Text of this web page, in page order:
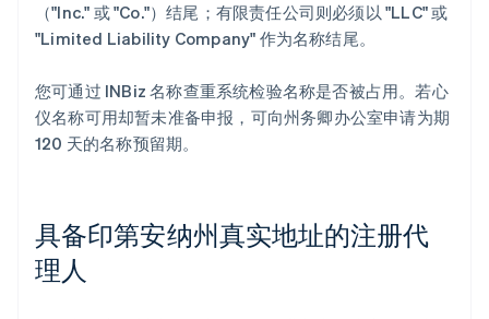
（"Inc." 或 "Co."）结尾；有限责任公司则必须以 "LLC" 或
"Limited Liability Company" 作为名称结尾。
您可通过 INBiz 名称查重系统检验名称是否被占用。若心
仪名称可用却暂未准备申报，可向州务卿办公室申请为期
120 天的名称预留期。
具备印第安纳州真实地址的注册代
理人